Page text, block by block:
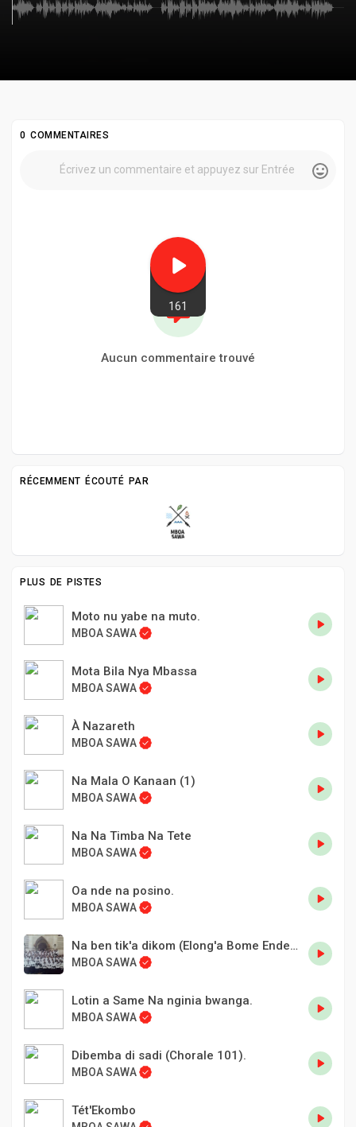
161
0 COMMENTAIRES
Aucun commentaire trouvé
RÉCEMMENT ÉCOUTÉ PAR
PLUS DE PISTES
Moto nu yabe na muto.
MBOA SAWA
Mota Bila Nya Mbassa
MBOA SAWA
À Nazareth
MBOA SAWA
Na Mala O Kanaan (1)
MBOA SAWA
Na Na Timba Na Tete
MBOA SAWA
Oa nde na posino.
MBOA SAWA
Na ben tik'a dikom (Elong'a Bome Endene ya Deido)
MBOA SAWA
Lotin a Same Na nginia bwanga.
MBOA SAWA
Dibemba di sadi (Chorale 101).
MBOA SAWA
Tét'Ekombo